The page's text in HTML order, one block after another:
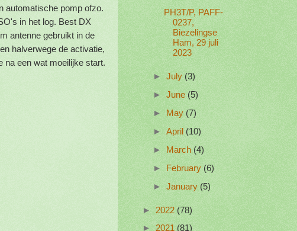
automatische pomp ofzo.
in het log. Best DX
antenne gebruikt in de
halverwege de activatie,
na een wat moeilijke start.
PH3T/P, PAFF-
0237,
Biezelingse
Ham, 29 juli
2023
► July (3)
► June (5)
►
May (7)
► April (10)
►
March (4)
►
February (6)
► January (5)
► 2022 (78)
► 2021 (81)